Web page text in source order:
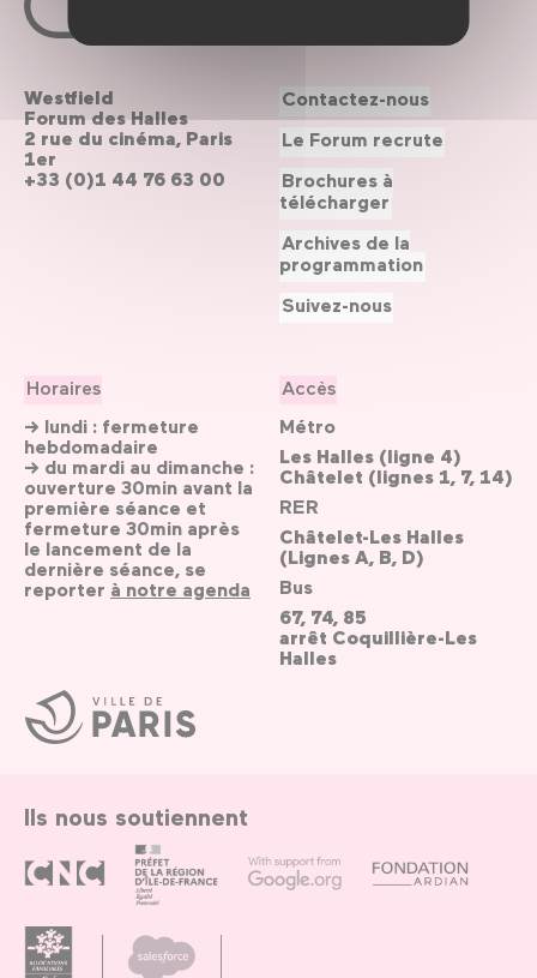
Ville
de
Paris
Westfield
Forum des Halles
2 rue du cinéma, Paris
1er
+33 (0)1 44 76 63 00
Horaires
→ lundi : fermeture
hebdomadaire
→ du mardi au dimanche :
ouverture 30min avant la
première séance et
fermeture 30min après
le lancement de la
dernière séance, se
reporter à notre agenda
Accès
Métro
Les Halles (ligne 4)
Châtelet (lignes 1, 7, 14)
RER
Châtelet-Les Halles
(Lignes A, B, D)
Bus
67, 74, 85
arrêt Coquillière-Les
Halles
Contactez-nous
Le Forum recrute
Brochures à
télécharger
Archives de la
programmation
Suivez-nous
Ils nous soutiennent